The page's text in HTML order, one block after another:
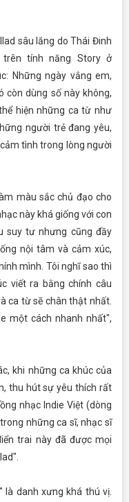
sâu lắng do Thái Đinh
tính năng Story ở
Những ngày vắng em,
còn dùng số này không,
hiện những ca từ như
người trẻ đang yêu,
tình trong lòng người
màu sắc chủ đạo cho
này khá giống với con
suy tư nhưng cũng đầy
nội tâm và cảm xúc,
mình. Tôi nghĩ sao thì
viết ra bằng chính câu
ca từ sẽ chân thật nhất.
một cách nhanh nhất",
khi những ca khúc của
thu hút sự yêu thích rất
nhạc Indie Việt (dòng
những ca sĩ, nhạc sĩ
trai này đã được mọi
là danh xưng khá thú vị.